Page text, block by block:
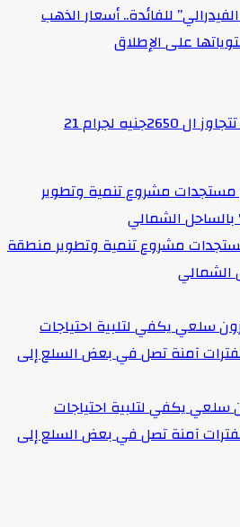
للفائدة.. أسعار الذهب
على الإطلاق
لجرام 21
مستجدات مشروع تنمية وتطوير منطقة
الشمالي
سلعي يكفي لتلبية احتياجات
آمنة تصل في بعض السلع إلى